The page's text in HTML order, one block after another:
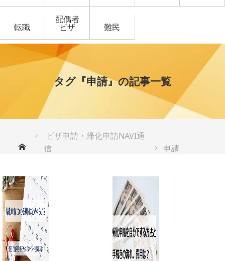
転職
配偶者
ビザ 難民
タグ『申請』の記事一覧
ホーム
ビザ申請・帰化申請NAVI通
信
申請